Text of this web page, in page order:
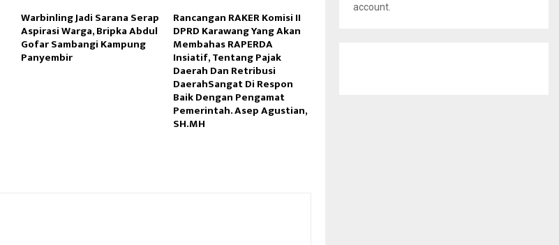
Warbinling Jadi Sarana Serap
Aspirasi Warga, Bripka Abdul
Gofar Sambangi Kampung
Panyembir
Rancangan RAKER Komisi II
DPRD Karawang Yang Akan
Membahas RAPERDA
Insiatif, Tentang Pajak
Daerah Dan Retribusi
DaerahSangat Di Respon
Baik Dengan Pengamat
Pemerintah. Asep Agustian,
SH.MH
account.